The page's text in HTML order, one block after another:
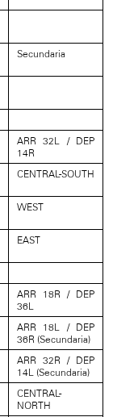
Secundaria
ARR 32L / DEP
14R
CENTRAL-SOUTH
WEST
EAST
ARR 18R / DEP
36L
ARR 18L / DEP
36R (Secundaria)
ARR 32R / DEP
14L (Secundaria)
CENTRAL-
NORTH